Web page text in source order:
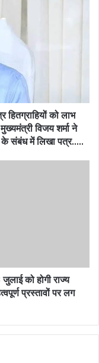
हितग्राहियों को लाभ
विजय शर्मा ने
के संबंध में लिखा पत्र…..
को होगी राज्य
प्रस्तावों पर लग